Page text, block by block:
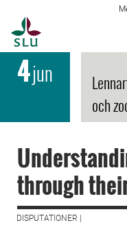
4jun
och
through
DISPUTATIONER |